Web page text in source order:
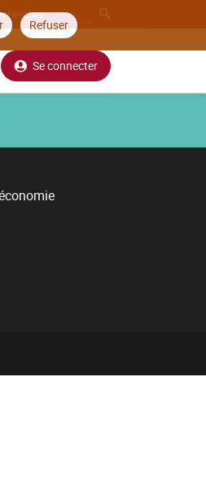
Refuser
Se connecter